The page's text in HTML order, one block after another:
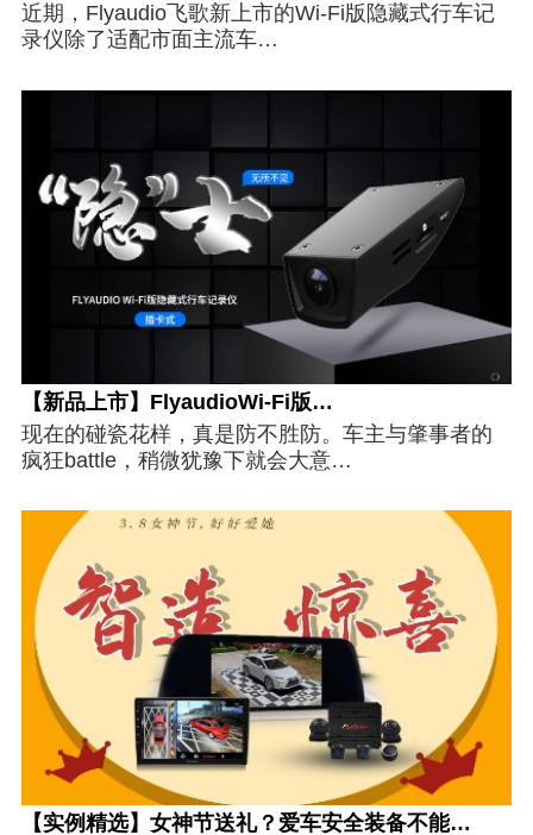
近期，Flyaudio飞歌新上市的Wi-Fi版隐藏式行车记
录仪除了适配市面主流车…
【新品上市】FlyaudioWi-Fi版…
现在的碰瓷花样，真是防不胜防。车主与肇事者的
疯狂battle，稍微犹豫下就会大意…
【实例精选】女神节送礼？爱车安全装备不能…